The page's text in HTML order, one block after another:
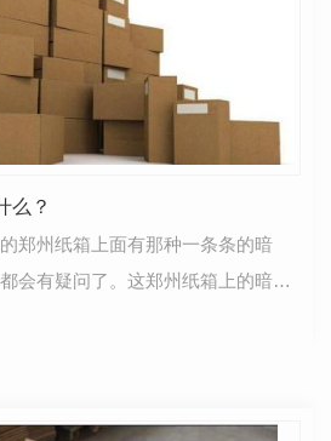
么？
郑州纸箱上面有那种一条条的暗
会有疑问了。这郑州纸箱上的暗纹
对这一问题来给大家进行一下详…